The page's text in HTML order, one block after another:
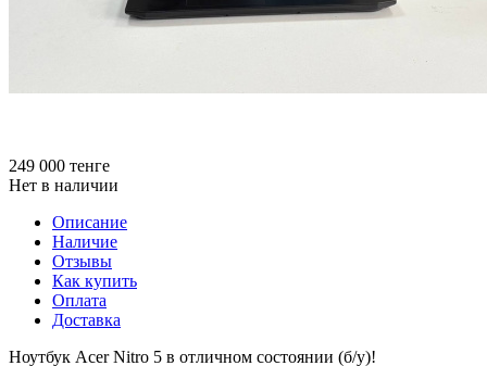
249 000 тенге
Нет в наличии
Описание
Наличие
Отзывы
Как купить
Оплата
Доставка
Ноутбук Acer Nitro 5 в отличном состоянии (б/у)!